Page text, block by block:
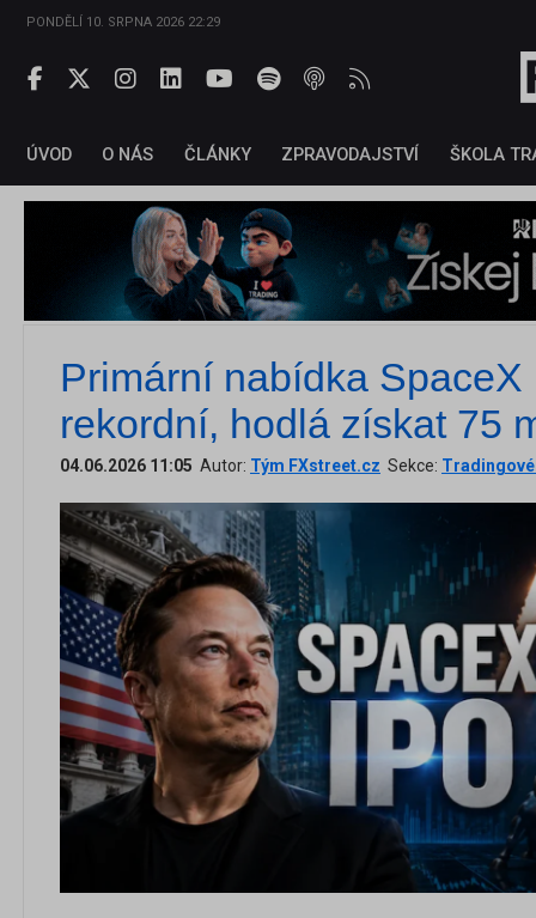
PONDĚLÍ 10. SRPNA 2026 22:29
ÚVOD O NÁS ČLÁNKY ZPRAVODAJSTVÍ ŠKOLA
Primární nabídka SpaceX
rekordní, hodlá získat 75
04.06.2026 11:05 Autor: Tým FXstreet.cz Sekce: Tradingové